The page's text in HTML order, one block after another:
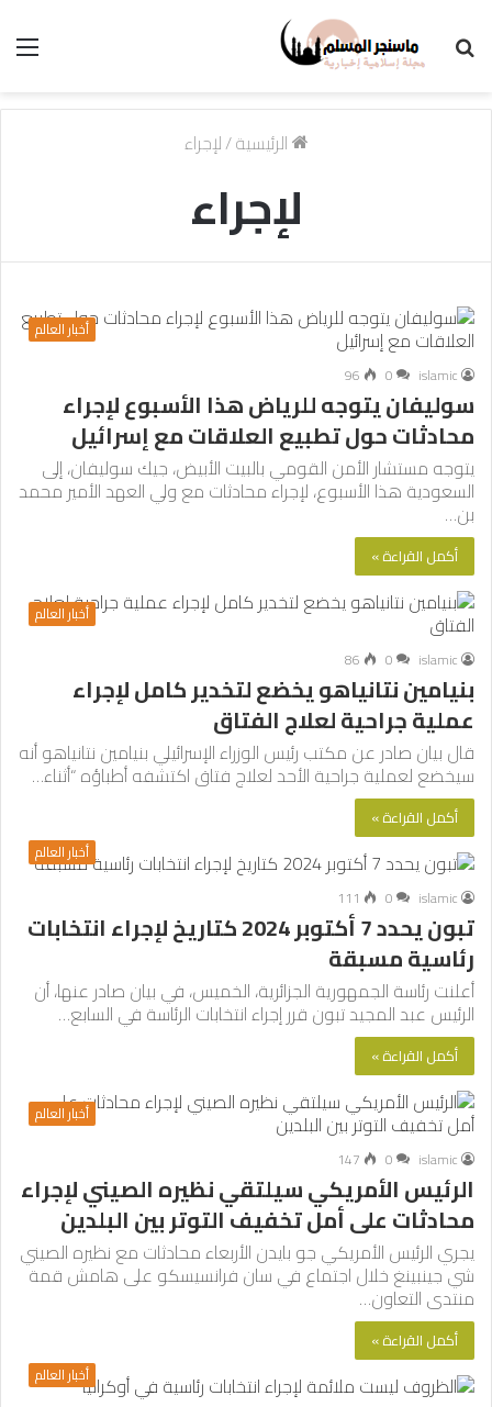
الرئيسية/لإجراء
لإجراء
أخبار العالم
islamic
0
96
سوليفان يتوجه للرياض هذا الأسبوع لإجراء
محادثات حول تطبيع العلاقات مع إسرائيل
يتوجه مستشار الأمن القومي بالبيت الأبيض، جيك سوليفان، إلى
السعودية هذا الأسبوع، لإجراء محادثات مع ولي العهد الأمير محمد
بن…
أكمل القراءة »
أخبار العالم
islamic
0
86
بنيامين نتانياهو يخضع لتخدير كامل لإجراء
عملية جراحية لعلاج الفتاق
قال بيان صادر عن مكتب رئيس الوزراء الإسرائيلي بنيامين نتانياهو أنه
سيخضع لعملية جراحية الأحد لعلاج فتاق اكتشفه أطباؤه “أثناء…
أكمل القراءة »
أخبار العالم
islamic
0
111
تبون يحدد 7 أكتوبر 2024 كتاريخ لإجراء انتخابات
رئاسية مسبقة
أعلنت رئاسة الجمهورية الجزائرية، الخميس، في بيان صادر عنها، أن
الرئيس عبد المجيد تبون قرر إجراء انتخابات الرئاسة في السابع…
أكمل القراءة »
أخبار العالم
islamic
0
147
الرئيس الأمريكي سيلتقي نظيره الصيني لإجراء
محادثات على أمل تخفيف التوتر بين البلدين
يجري الرئيس الأمريكي جو بايدن الأربعاء محادثات مع نظيره الصيني
شي جينبينغ خلال اجتماع في سان فرانسيسكو على هامش قمة
منتدى التعاون…
أكمل القراءة »
أخبار العالم